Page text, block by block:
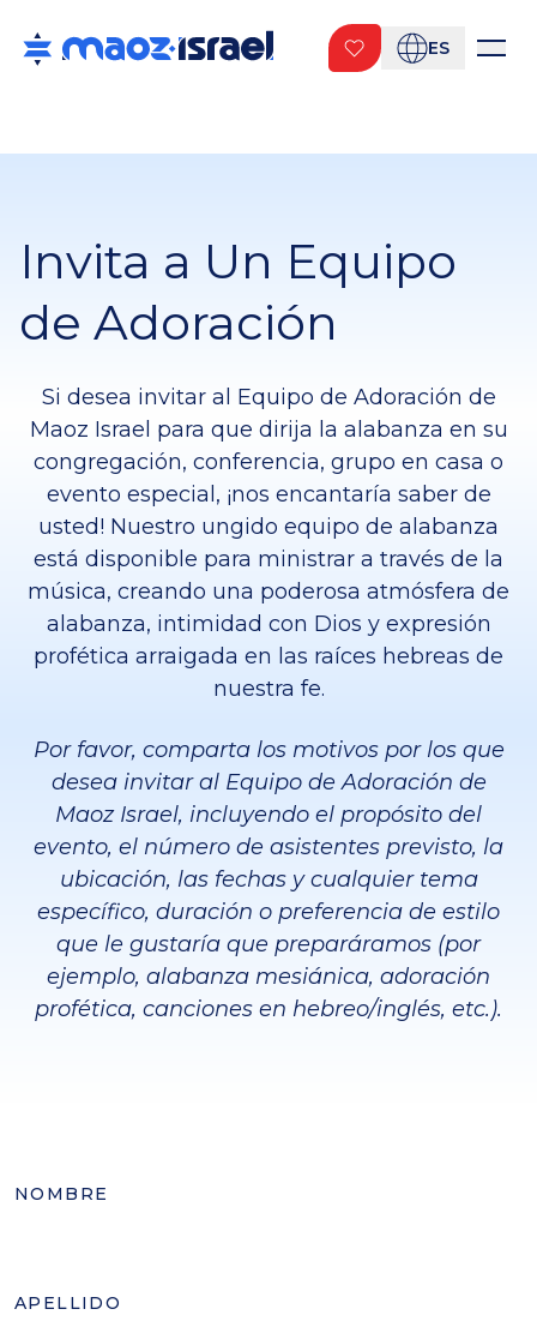
ES
Invita a Un Equipo
de Adoración
Si desea invitar al Equipo de Adoración de
Maoz Israel para que dirija la alabanza en su
congregación, conferencia, grupo en casa o
evento especial, ¡nos encantaría saber de
usted! Nuestro ungido equipo de alabanza
está disponible para ministrar a través de la
música, creando una poderosa atmósfera de
alabanza, intimidad con Dios y expresión
profética arraigada en las raíces hebreas de
nuestra fe.
Por favor, comparta los motivos por los que
desea invitar al Equipo de Adoración de
Maoz Israel, incluyendo el propósito del
evento, el número de asistentes previsto, la
ubicación, las fechas y cualquier tema
específico, duración o preferencia de estilo
que le gustaría que preparáramos (por
ejemplo, alabanza mesiánica, adoración
profética, canciones en hebreo/inglés, etc.).
NOMBRE
APELLIDO